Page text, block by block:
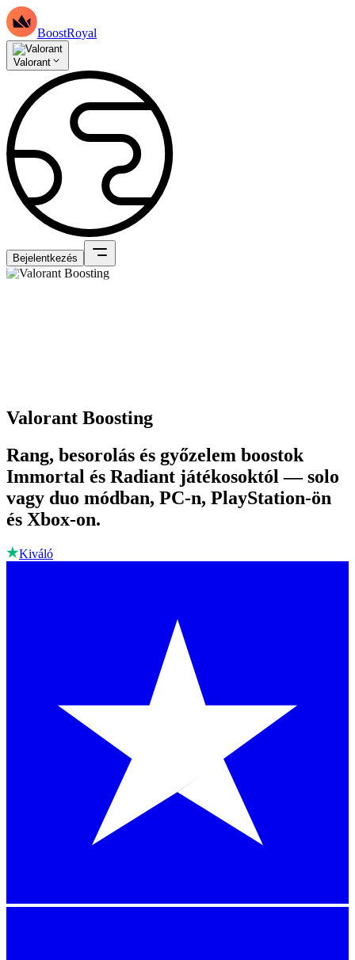
BoostRoyal
Valorant
Bejelentkezés
Valorant Boosting
Rang, besorolás és győzelem boostok
Immortal és Radiant játékosoktól — solo
vagy duo módban, PC-n, PlayStation-ön
és Xbox-on.
Kiváló